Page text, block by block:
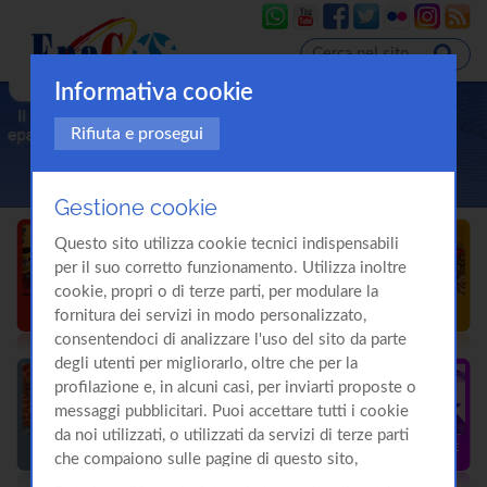
Informativa cookie
Rifiuta e prosegui
Gestione cookie
Questo sito utilizza cookie tecnici indispensabili
per il suo corretto funzionamento. Utilizza inoltre
cookie, propri o di terze parti, per modulare la
fornitura dei servizi in modo personalizzato,
consentendoci di analizzare l'uso del sito da parte
degli utenti per migliorarlo, oltre che per la
profilazione e, in alcuni casi, per inviarti proposte o
messaggi pubblicitari. Puoi accettare tutti i cookie
da noi utilizzati, o utilizzati da servizi di terze parti
che compaiono sulle pagine di questo sito,
premendo il pulsante "Accetta tutti i cookie"